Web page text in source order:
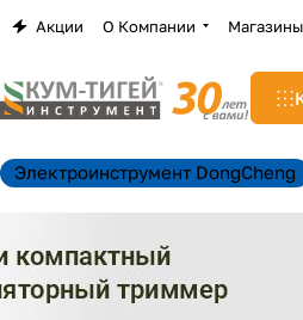
Акции О Компании Магазины
Электроинструмент DongCheng